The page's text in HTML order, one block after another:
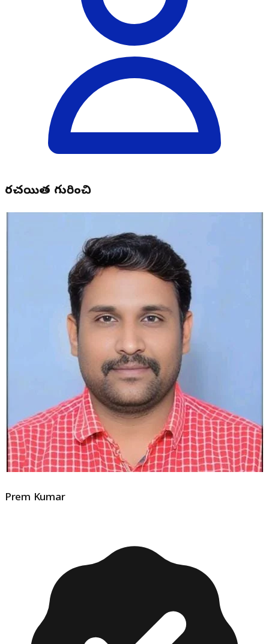
రచయిత గురించి
Prem Kumar